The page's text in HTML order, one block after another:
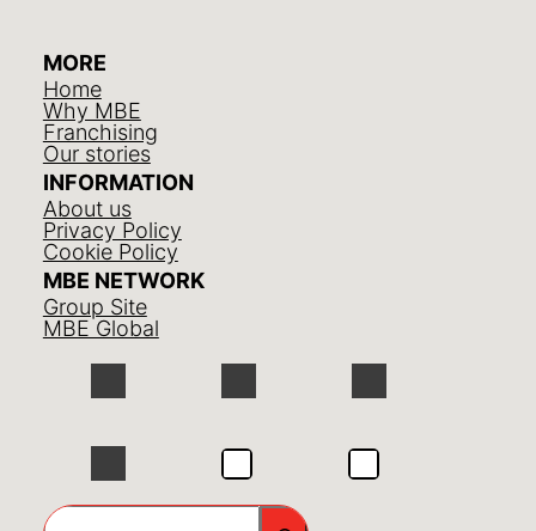
MORE
Home
Why MBE
Franchising
Our stories
INFORMATION
About us
Privacy Policy
Cookie Policy
MBE NETWORK
Group Site
MBE Global
GO